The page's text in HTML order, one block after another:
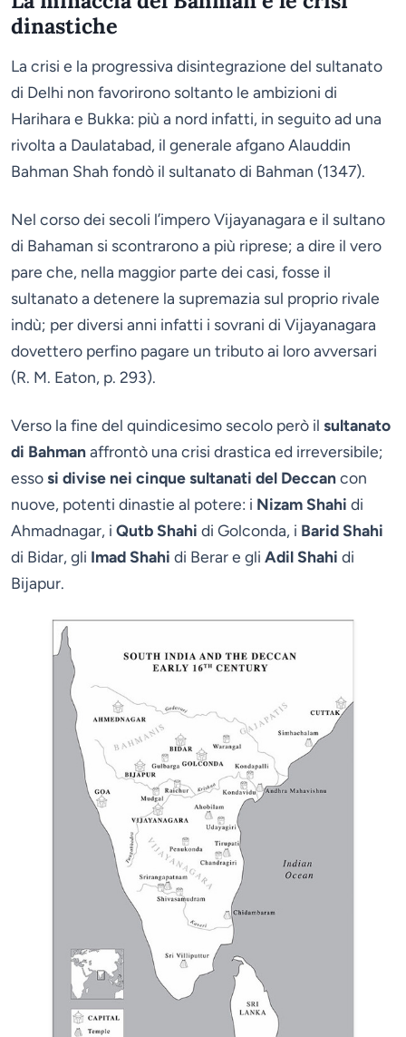
dinastiche
La crisi e la progressiva disintegrazione del sultanato
di Delhi non favorirono soltanto le ambizioni di
Harihara e Bukka: più a nord infatti, in seguito ad una
rivolta a Daulatabad, il generale afgano Alauddin
Bahman Shah fondò il sultanato di Bahman (1347).
Nel corso dei secoli l’impero Vijayanagara e il sultano
di Bahaman si scontrarono a più riprese; a dire il vero
pare che, nella maggior parte dei casi, fosse il
sultanato a detenere la supremazia sul proprio rivale
indù; per diversi anni infatti i sovrani di Vijayanagara
dovettero perfino pagare un tributo ai loro avversari
(R. M. Eaton, p. 293).
Verso la fine del quindicesimo secolo però il sultanato
di Bahmanaffrontò una crisi drastica ed irreversibile;
essosi divise nei cinque sultanati del Deccancon
nuove, potenti dinastie al potere: i Nizam Shahi di
Ahmadnagar, i Qutb Shahi di Golconda, i Barid Shahi
di Bidar, gli Imad Shahi di Berar e gli Adil Shahi di
Bijapur.